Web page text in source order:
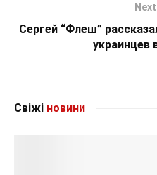
Сергей “Флеш”
украинцев
Свіжі новини